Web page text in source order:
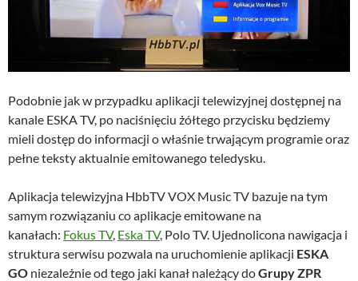
Podobnie jak w przypadku aplikacji telewizyjnej dostępnej na
kanale ESKA TV, po naciśnięciu żółtego przycisku będziemy
mieli dostęp do informacji o właśnie trwającym programie oraz
pełne teksty aktualnie emitowanego teledysku.
Aplikacja telewizyjna HbbTV VOX Music TV bazuje na tym
samym rozwiązaniu co aplikacje emitowane na
kanałach: Fokus TV, Eska TV, Polo TV. Ujednolicona nawigacja i
struktura serwisu pozwala na uruchomienie aplikacji ESKA
GO niezależnie od tego jaki kanał należący doGrupy ZPR